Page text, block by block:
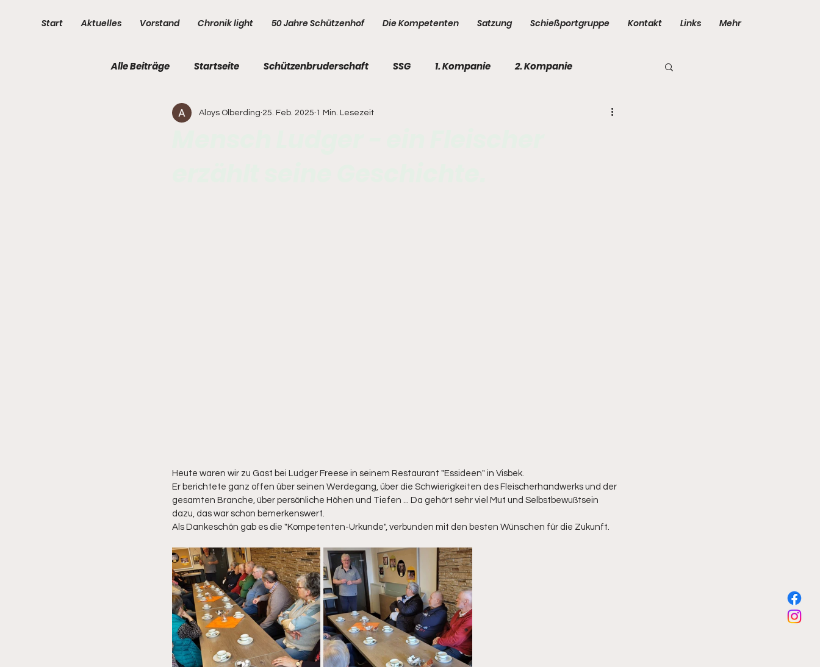
Start Aktuelles Vorstand Chronik light 50 Jahre Schützenhof Die Kompetenten Satzung Schießportgruppe Kontakt Links Mehr
Alle Beiträge Startseite Schützenbruderschaft SSG 1. Kompanie 2. Kompanie
3. Kompanie 4. Kompanie 5. Kompanie
Aloys Olberding 25. Feb. 2025 1 Min. Lesezeit
Heute waren wir zu Gast bei Ludger Freese in seinem Restaurant "Essideen" in Visbek.
Er berichtete ganz offen über seinen Werdegang, über die Schwierigkeiten des Fleischerhandwerks und der
gesamten Branche, über persönliche Höhen und Tiefen ... Da gehört sehr viel Mut und Selbstbewußtsein
dazu, das war schon bemerkenswert.
Als Dankeschön gab es die "Kompetenten-Urkunde", verbunden mit den besten Wünschen für die Zukunft.